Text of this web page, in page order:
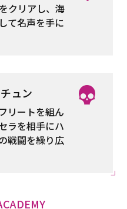
クリアし、海
て名声を手に
ュン
リートを組ん
ラを相手にハ
戦闘を繰り広